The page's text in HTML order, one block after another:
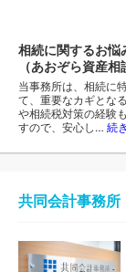
相続に関するお悩
（あおぞら資産
当事務所は、相続に
て、重要なカギとな
や相続税対策の経験
すので、安心し… 続
共同会計事務所